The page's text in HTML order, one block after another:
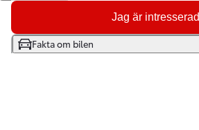
Jag är intresserad
Fakta om bilen
Toyota GT86
Toyota Avensis
Toyota Celica